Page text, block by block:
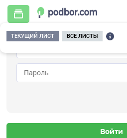
ТЕКУЩИЙ ЛИСТ ВСЕ ЛИСТЫ
Главная / Контрольно-измерительные
Виброускорения /
Датчик виброускорения